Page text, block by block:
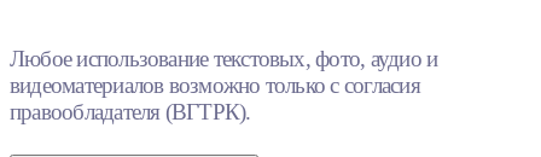
Любое использование текстовых, фото, аудио и
видеоматериалов возможно только с согласия
правообладателя (ВГТРК).